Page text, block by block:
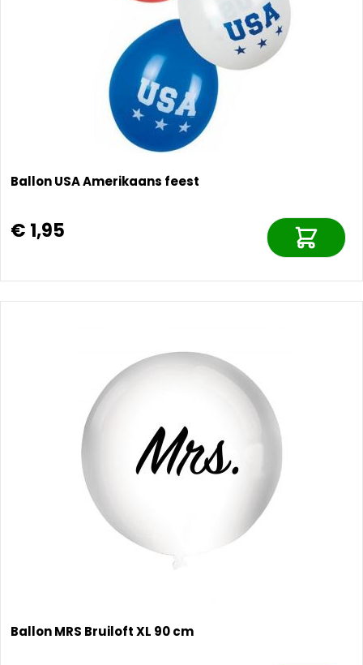
Ballon USA Amerikaans feest
€ 1,95
Ballon MRS Bruiloft XL 90 cm